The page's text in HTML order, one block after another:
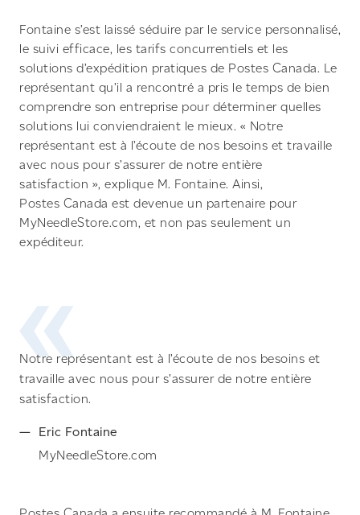
Fontaine s’est laissé séduire par le service personnalisé,
le suivi efficace, les tarifs concurrentiels et les
solutions d’expédition pratiques de Postes Canada. Le
représentant qu’il a rencontré a pris le temps de bien
comprendre son entreprise pour déterminer quelles
solutions lui conviendraient le mieux. « Notre
représentant est à l’écoute de nos besoins et travaille
avec nous pour s’assurer de notre entière
satisfaction », explique M. Fontaine. Ainsi,
Postes Canada est devenue un partenaire pour
MyNeedleStore.com, et non pas seulement un
expéditeur.
Notre représentant est à l’écoute de nos besoins et
travaille avec nous pour s’assurer de notre entière
satisfaction.
Eric Fontaine
MyNeedleStore.com